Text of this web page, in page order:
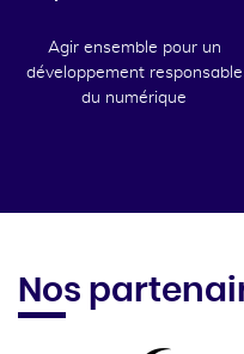
Agir ensemble pour un
développement responsable
du numérique
Nos